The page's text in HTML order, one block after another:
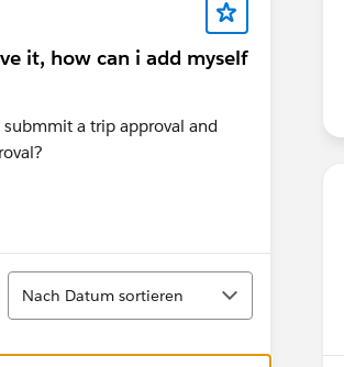
it, how can i add myself
submmit a trip approval and
Sortieren
Nach Datum sortieren